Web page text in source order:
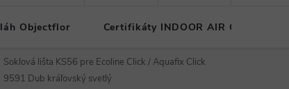
Objectflor Certifikáty INDOOR AIR COMFORT
Soklová lišta KS56 pre Ecoline Click / Aquafix Click
9591 Dub kráľovský svetlý